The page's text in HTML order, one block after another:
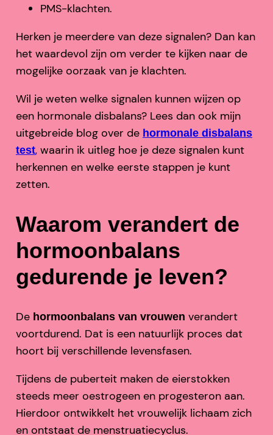
PMS-klachten.
Herken je meerdere van deze signalen? Dan kan
het waardevol zijn om verder te kijken naar de
mogelijke oorzaak van je klachten.
Wil je weten welke signalen kunnen wijzen op
een hormonale disbalans? Lees dan ook mijn
uitgebreide blog over de hormonale disbalans
test,waarin ik uitleg hoe je deze signalen kunt
herkennen en welke eerste stappen je kunt
zetten.
Waarom verandert de
hormoonbalans
gedurende je leven?
De hormoonbalans van vrouwen verandert
voortdurend. Dat is een natuurlijk proces dat
hoort bij verschillende levensfasen.
Tijdens de puberteit maken de eierstokken
steeds meer oestrogeen en progesteron aan.
Hierdoor ontwikkelt het vrouwelijk lichaam zich
en ontstaat de menstruatiecyclus.